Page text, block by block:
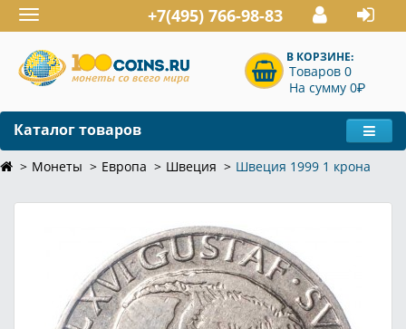
Toggle
navigation
+7(495) 766-98-83
В КОРЗИНЕ:
Товаров 0
На сумму 0P
Каталог товаров
Монеты Европа Швеция Швеция 1999 1 крона